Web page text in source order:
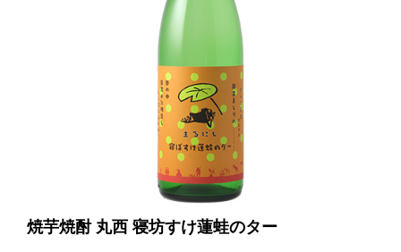
焼芋焼酎 丸西 寝坊すけ蓮蛙のター